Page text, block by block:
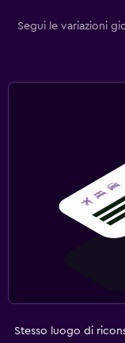
Segui le variazioni
Stesso luogo di